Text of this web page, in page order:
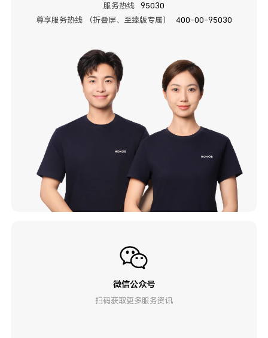
服务热线
95030
尊享服务热线 （折叠屏、至臻版专属）
400-00-95030
微信公众号
扫码获取更多服务资讯